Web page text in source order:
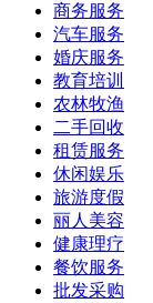
商务服务
汽车服务
婚庆服务
教育培训
农林牧渔
二手回收
租赁服务
休闲娱乐
旅游度假
丽人美容
健康理疗
餐饮服务
批发采购